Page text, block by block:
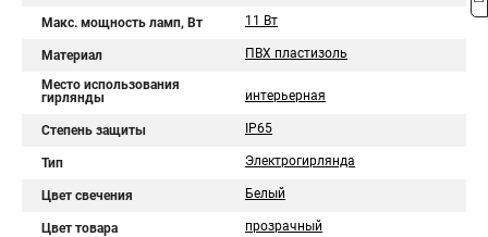
Макс. мощность ламп, Вт 11 Вт
Материал ПВХ пластизоль
Место использования
гирлянды
интерьерная
Степень защиты IP65
Тип Электрогирлянда
Цвет свечения Белый
Цвет товара прозрачный